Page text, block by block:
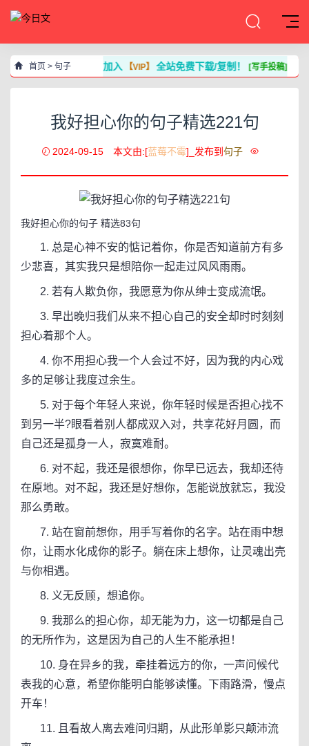
首页 > 句子 加入 【VIP】全站免费下载/复制！[写手投稿]
我好担心你的句子精选221句
2024-09-15 本文由:[蓝莓不霉]_发布到 句子
我好担心你的句子 精选83句
1. 总是心神不安的惦记着你，你是否知道前方有多
少悲喜，其实我只是想陪你一起走过风风雨雨。
2. 若有人欺负你，我愿意为你从绅士变成流氓。
3. 早出晚归我们从来不担心自己的安全却时时刻刻
担心着那个人。
4. 你不用担心我一个人会过不好，因为我的内心戏
多的足够让我度过余生。
5. 对于每个年轻人来说，你年轻时候是否担心找不
到另一半?眼看着别人都成双入对，共享花好月圆，而
自己还是孤身一人，寂寞难耐。
6. 对不起，我还是很想你，你早已远去，我却还待
在原地。对不起，我还是好想你，怎能说放就忘，我没
那么勇敢。
7. 站在窗前想你，用手写着你的名字。站在雨中想
你，让雨水化成你的影子。躺在床上想你，让灵魂出壳
与你相遇。
8. 义无反顾，想追你。
9. 我那么的担心你，却无能为力，这一切都是自己
的无所作为，这是因为自己的人生不能承担！
10. 身在异乡的我，牵挂着远方的你，一声问候代
表我的心意，希望你能明白能够读懂。下雨路滑，慢点
开车！
11. 且看故人离去难问归期，从此形单影只颠沛流